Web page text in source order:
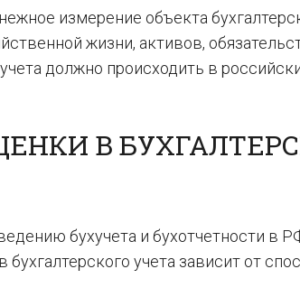
измерение объекта
жизни, активов,
должно происходить в
В
бухучета и бухотчетности в
учета зависит от